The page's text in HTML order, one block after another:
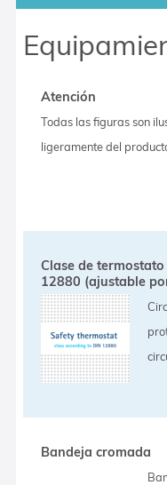
Atención
Todas las figuras son
ligeramente del
Clase de
12880 (ajustable
Bandeja cromada